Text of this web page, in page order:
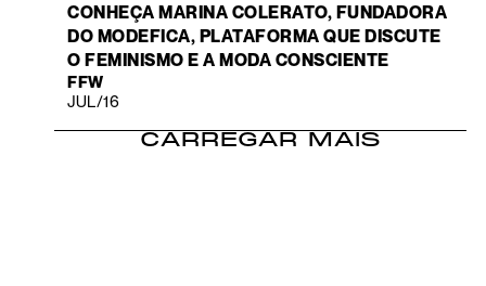
CONHEÇA MARINA COLERATO, FUNDADORA
DO MODEFICA, PLATAFORMA QUE DISCUTE
O FEMINISMO E A MODA CONSCIENTE
FFW
JUL/16
CARREGAR MAIS